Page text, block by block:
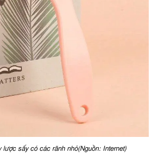
lược sấy có các rãnh nhỏ(Nguồn: Internet)